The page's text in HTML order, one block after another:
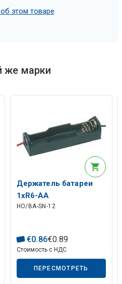
этом товаре
же марки
Держатель батареи
1xR6-AA
HO/BA-SN-12
€0.86€0.89
Стоимость с НДС
ПЕРЕСМОТРЕТЬ